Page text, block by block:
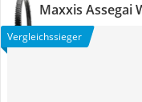
Maxxis Assegai
Vergleichssieger